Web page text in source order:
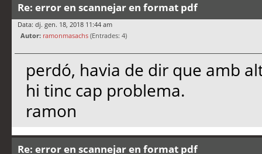
Re: error en scannejar en format pdf
Data: dj. gen. 18, 2018 11:44 am
Autor: ramonmasachs (Entrades: 4)
perdó, havia de dir que amb
hi tinc cap problema.
ramon
Re: error en scannejar en format pdf